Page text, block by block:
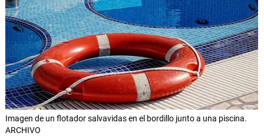
Imagen de un flotador salvavidas en el bordillo junto a una piscina.
ARCHIVO